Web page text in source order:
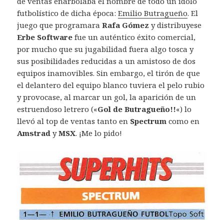
futbolístico de dicha época:Emilio Butragueño. El
juego que programaraRafa Gómez y distribuyese
Erbe Software fue un auténtico éxito comercial,
por mucho que su jugabilidad fuera algo tosca y
sus posibilidades reducidas a un amistoso de dos
equipos inamovibles. Sin embargo, el tirón de que
el delantero del equipo blanco tuviera el pelo rubio
y provocase, al marcar un gol, la aparición de un
estruendoso letrero («Gol de Butragueño!!«) lo
llevó al top de ventas tanto en Spectrum como en
Amstrad yMSX. ¡Me lo pido!